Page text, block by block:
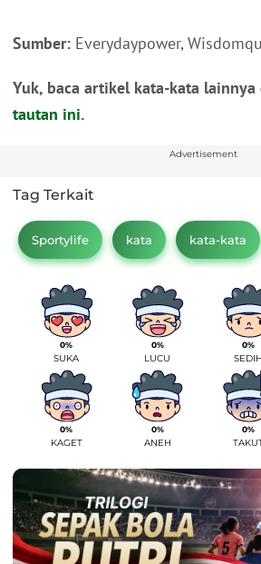
Sumber: Everydaypower,
Yuk, baca artikel kata-kata
tautan ini.
Advertisement
Tag Terkait
Sportylife kata kata-kata
0%
SUKA
0%
LUCU
0%
SEDIH
0%
KAGET
0%
ANEH
0%